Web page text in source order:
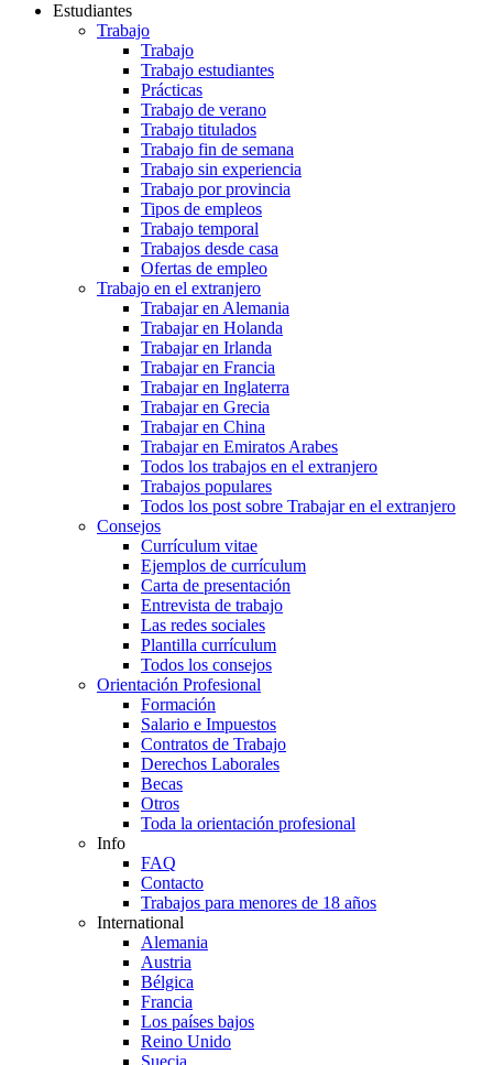
Estudiantes
Trabajo
Trabajo
Trabajo estudiantes
Prácticas
Trabajo de verano
Trabajo titulados
Trabajo fin de semana
Trabajo sin experiencia
Trabajo por provincia
Tipos de empleos
Trabajo temporal
Trabajos desde casa
Ofertas de empleo
Trabajo en el extranjero
Trabajar en Alemania
Trabajar en Holanda
Trabajar en Irlanda
Trabajar en Francia
Trabajar en Inglaterra
Trabajar en Grecia
Trabajar en China
Trabajar en Emiratos Arabes
Todos los trabajos en el extranjero
Trabajos populares
Todos los post sobre Trabajar en el extranjero
Consejos
Currículum vitae
Ejemplos de currículum
Carta de presentación
Entrevista de trabajo
Las redes sociales
Plantilla currículum
Todos los consejos
Orientación Profesional
Formación
Salario e Impuestos
Contratos de Trabajo
Derechos Laborales
Becas
Otros
Toda la orientación profesional
Info
FAQ
Contacto
Trabajos para menores de 18 años
International
Alemania
Austria
Bélgica
Francia
Los países bajos
Reino Unido
Suecia